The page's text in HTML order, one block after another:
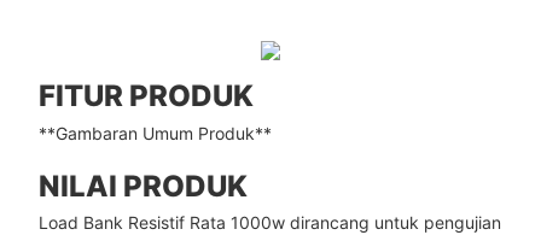
FITUR PRODUK
**Gambaran Umum Produk**
NILAI PRODUK
Load Bank Resistif Rata 1000w dirancang untuk pengujian